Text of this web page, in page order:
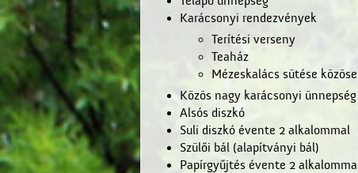
Karácsonyi rendezvények
Terítési verseny
Teaház
Mézeskalács sütése
Közös nagy karácsonyi ünnepség
Alsós diszkó
Suli diszkó évente 2 alkalommal
Szülői bál (alapítványi bál)
Papírgyűjtés évente 2